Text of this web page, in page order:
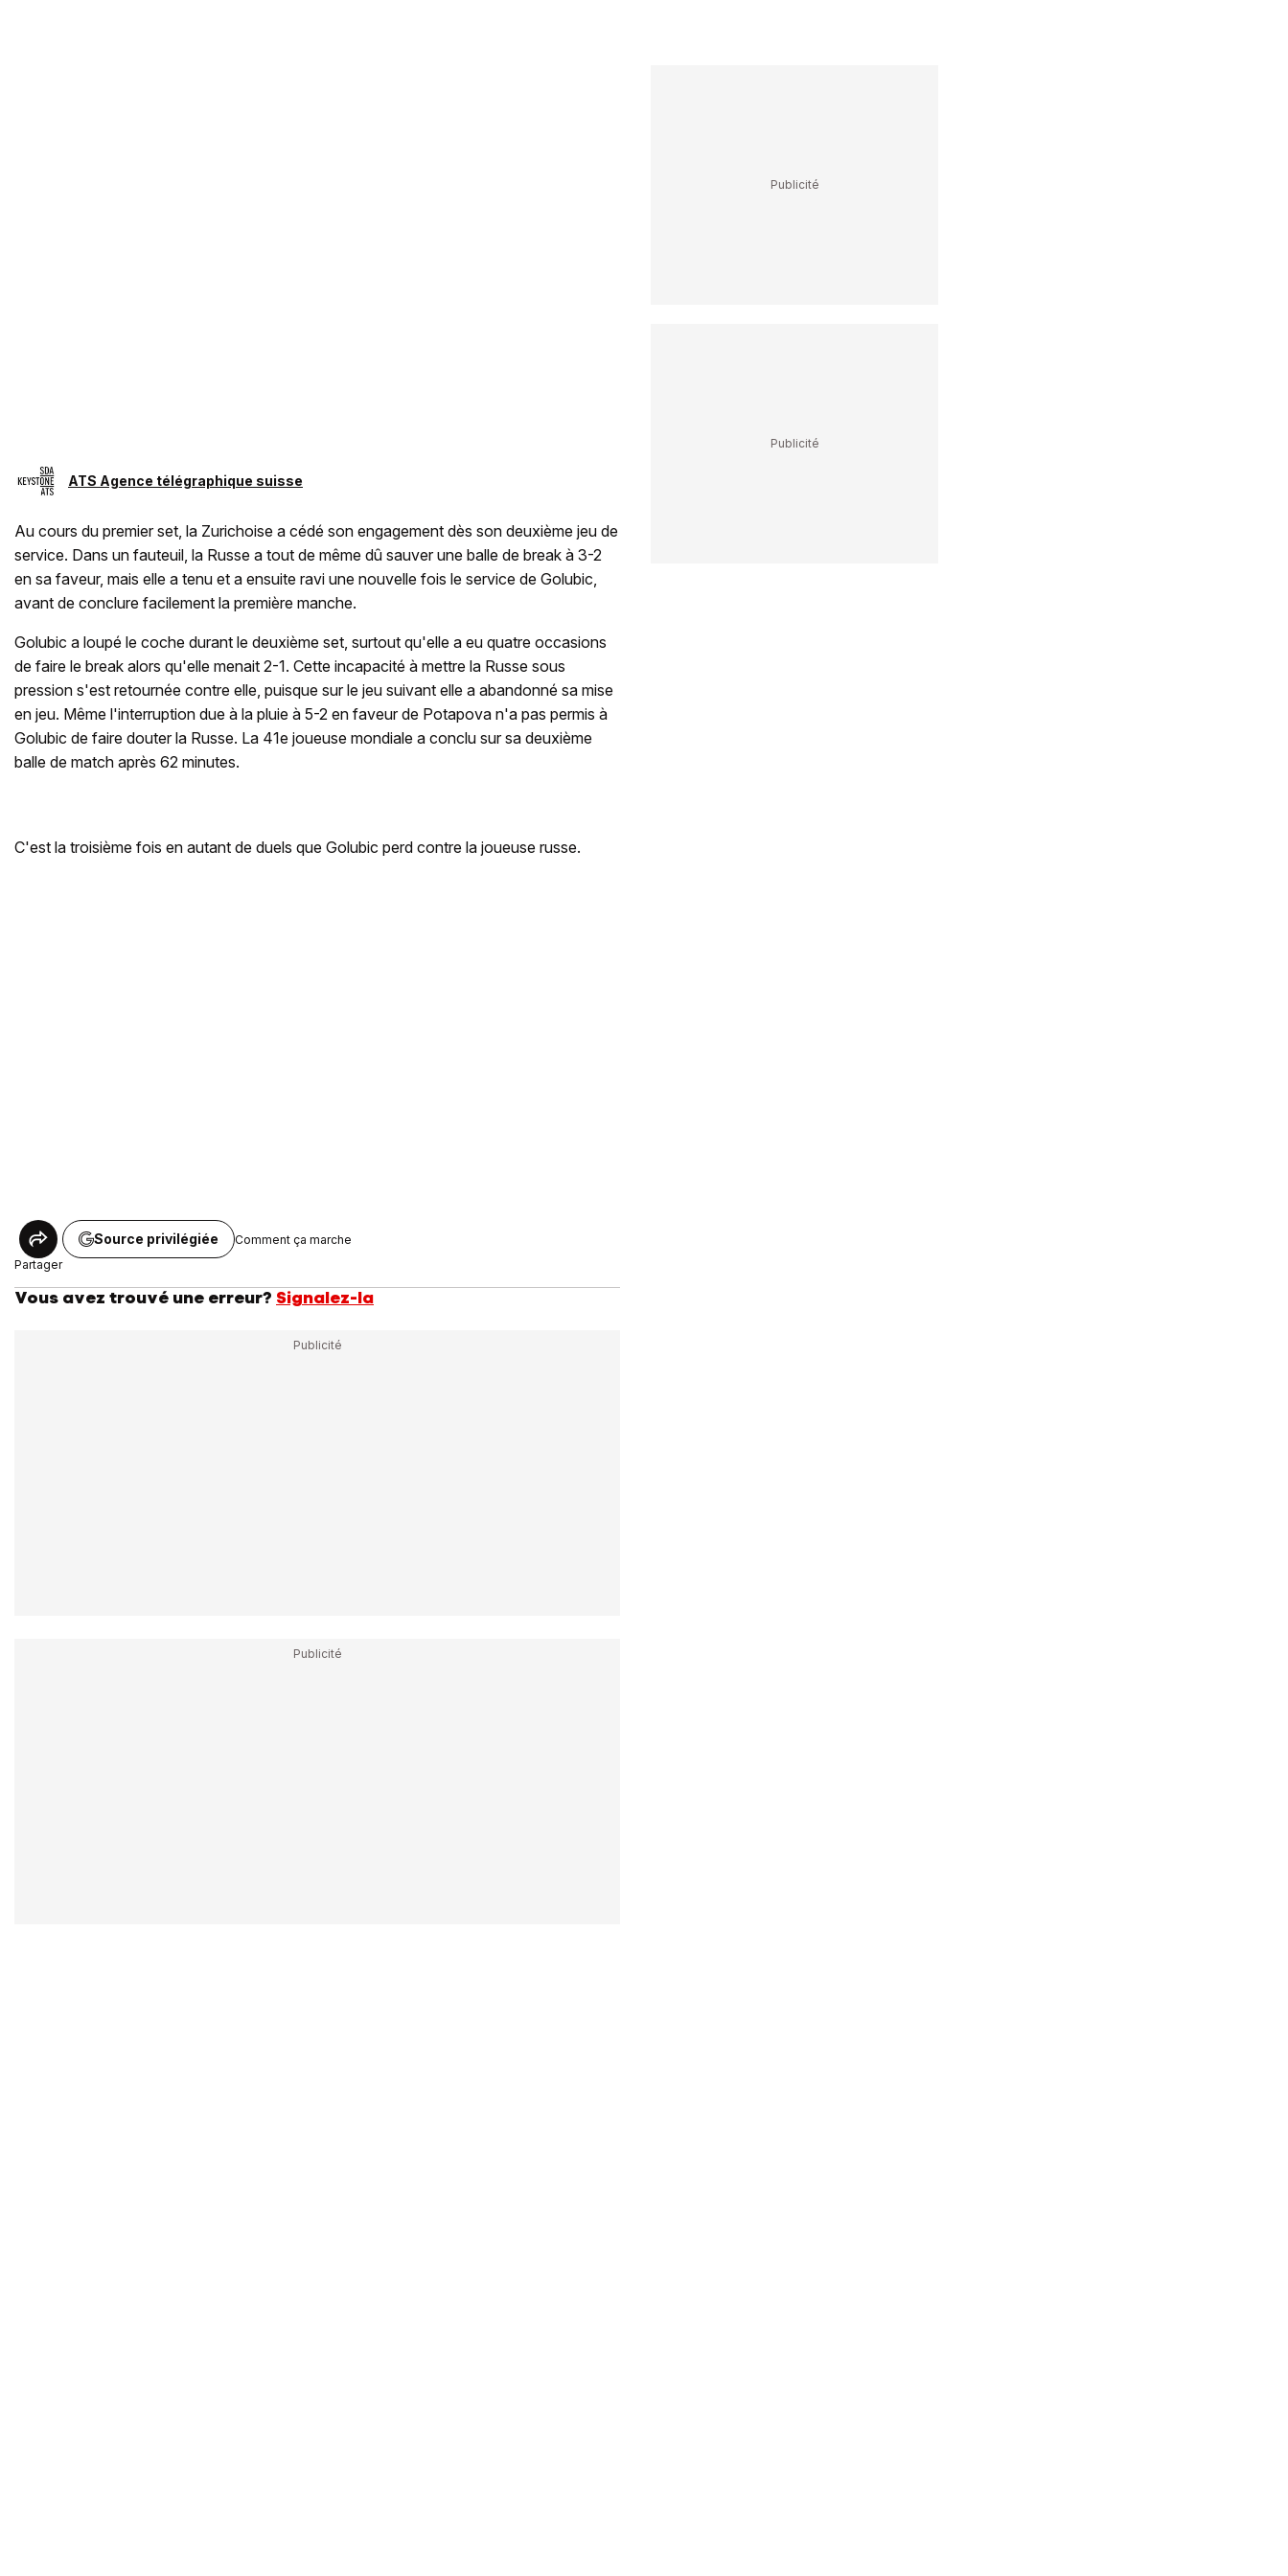
ATS Agence télégraphique suisse
Au cours du premier set, la Zurichoise a cédé son engagement dès son deuxième jeu de
service. Dans un fauteuil, la Russe a tout de même dû sauver une balle de break à 3-2
en sa faveur, mais elle a tenu et a ensuite ravi une nouvelle fois le service de Golubic,
avant de conclure facilement la première manche.
Golubic a loupé le coche durant le deuxième set, surtout qu'elle a eu quatre occasions
de faire le break alors qu'elle menait 2-1. Cette incapacité à mettre la Russe sous
pression s'est retournée contre elle, puisque sur le jeu suivant elle a abandonné sa mise
en jeu. Même l'interruption due à la pluie à 5-2 en faveur de Potapova n'a pas permis à
Golubic de faire douter la Russe. La 41e joueuse mondiale a conclu sur sa deuxième
balle de match après 62 minutes.
C'est la troisième fois en autant de duels que Golubic perd contre la joueuse russe.
Partager
Source privilégiée Comment ça marche
Vous avez trouvé une erreur? Signalez-la